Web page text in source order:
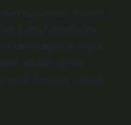
düşünelim: Yüksek
kamu hizmetlerine
toplandığında, sağlık
artabilir. Sonuç
kapasite yükselir.